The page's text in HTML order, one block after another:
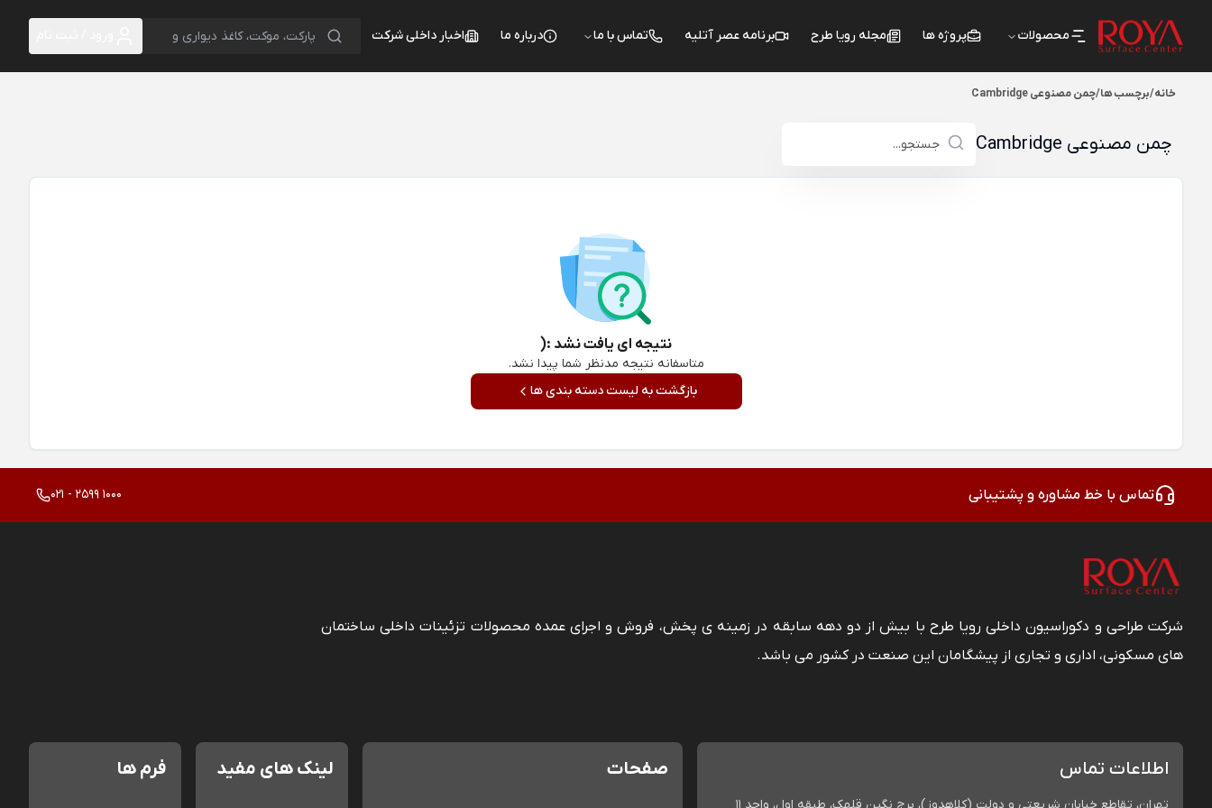
محصولات پروژه ها مجله رویا طرح برنامه عصر آتلیه تماس با ما درباره ما اخبار داخلی شرکت
خانه/برچسب ها/چمن مصنوعی Cambridge
چمن مصنوعی Cambridge
نتیجه ای یافت نشد :(
متاسفانه نتیجه مدنظر شما پیدا نشد.
بازگشت به لیست دسته بندی ها
تماس با خط مشاوره و پشتیبانی 021 - 2599 1000
شرکت طراحی و دکوراسیون داخلی رویا طرح با بیش از دو دهه سابقه در زمینه ی پخش، فروش و اجرای عمده محصولات تزئینات داخلی ساختمان
های مسکونی، اداری و تجاری از پیشگامان این صنعت در کشور می باشد.
اطلاعات تماس صفحات لینک های مفید فرم ها